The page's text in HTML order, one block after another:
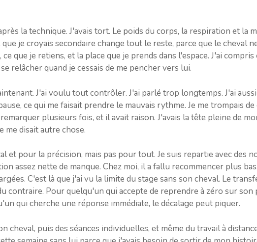
la technique. J'avais tort. Le poids du corps, la respiration et la
que je croyais secondaire change tout le reste, parce que le cheval
que je retiens, et la place que je prends dans l'espace. J'ai
relâcher quand je cessais de me pencher vers lui.
J'ai voulu tout contrôler. J'ai parlé trop longtemps. J'ai
ce qui me faisait prendre le mauvais rythme. Je me trompais
plusieurs fois, et il avait raison. J'avais la tête pleine de
me disait autre chose.
et pour la précision, mais pas pour tout. Je suis repartie avec des
assez nette de manque. Chez moi, il a fallu recommencer plus
C'est là que j'ai vu la limite du stage sans son cheval. Le
contraire. Pour quelqu'un qui accepte de reprendre à zéro sur son
qui cherche une réponse immédiate, le décalage peut piquer.
cheval, puis des séances individuelles, et même du travail à